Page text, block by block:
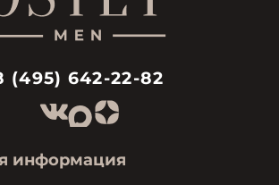
(495) 642-22-82
информация